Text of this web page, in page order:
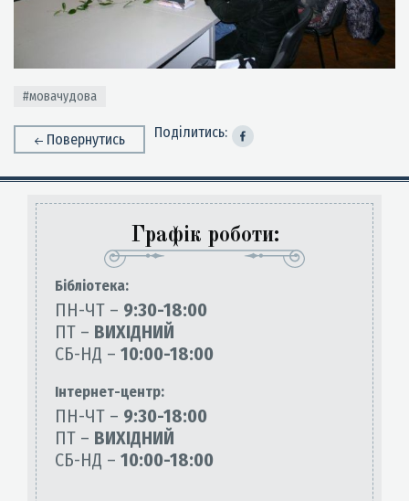
#мовачудова
Повернутись Поділитись:
Графік роботи:
Бiблiотека:
ПН-ЧТ – 9:30-18:00
ПТ – ВИХІДНИЙ
СБ-НД – 10:00-18:00
Інтернет-центр:
ПН-ЧТ – 9:30-18:00
ПТ – ВИХІДНИЙ
СБ-НД – 10:00-18:00